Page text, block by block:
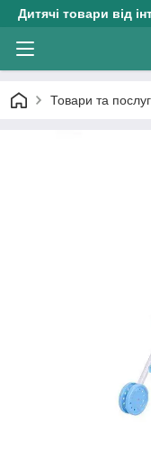
Дитячі товари від
Товари та